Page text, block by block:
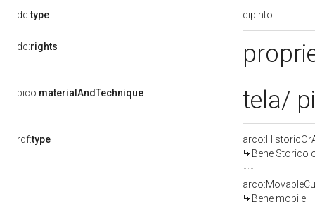
dc:type dipinto
dc:rights
pico:materialAndTechnique tela/
rdf:type
Bene Storico
Bene mobile